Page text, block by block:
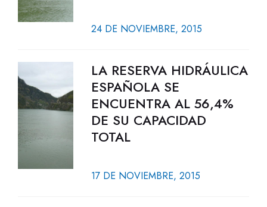
24 DE NOVIEMBRE, 2015
LA RESERVA HIDRÁULICA
ESPAÑOLA SE
ENCUENTRA AL 56,4%
DE SU CAPACIDAD
TOTAL
17 DE NOVIEMBRE, 2015